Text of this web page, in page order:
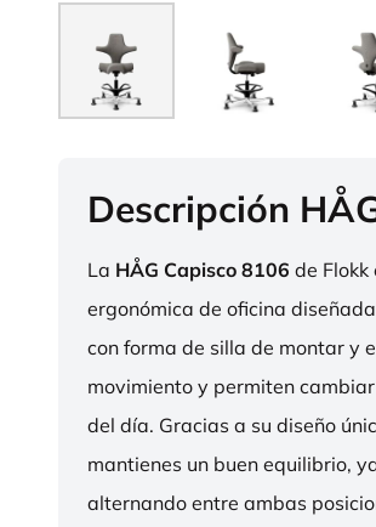
Descripción
La HÅG Capisco 8106 de Flokk
ergonómica de oficina
con forma de silla de montar y
movimiento y permiten
del día. Gracias a su diseño
mantienes un buen equilibrio,
alternando entre ambas